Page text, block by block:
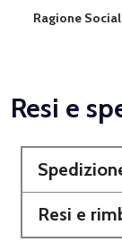
Ragione
Resi e
Resi e